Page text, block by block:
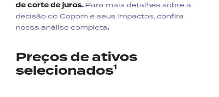
de corte de juros. Para mais detalhes sobre a
decisão do Copom e seus impactos, confira
nossa análise completa.
Preços de ativos
selecionados¹